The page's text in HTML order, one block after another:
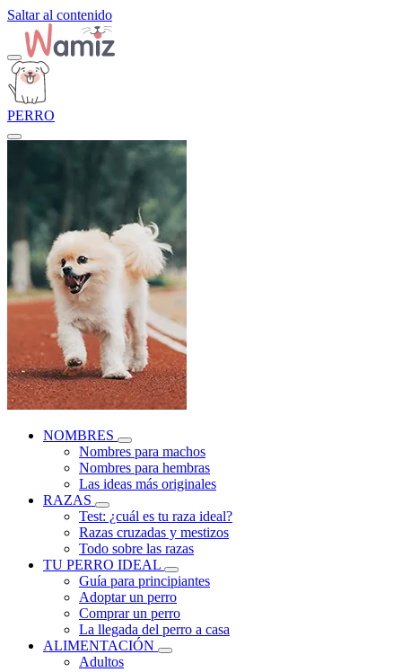
Saltar al contenido
PERRO
NOMBRES
Nombres para machos
Nombres para hembras
Las ideas más originales
RAZAS
Test: ¿cuál es tu raza ideal?
Razas cruzadas y mestizos
Todo sobre las razas
TU PERRO IDEAL
Guía para principiantes
Adoptar un perro
Comprar un perro
La llegada del perro a casa
ALIMENTACIÓN
Adultos